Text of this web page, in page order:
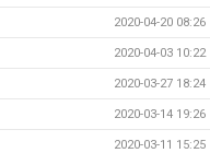
2020-04-20 08:26
2020-04-03 10:22
2020-03-27 18:24
2020-03-14 19:26
2020-03-11 15:25